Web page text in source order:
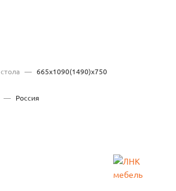
— 665х1090(1490)х750
— Россия